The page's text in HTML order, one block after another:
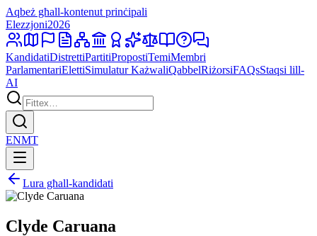
Aqbeż għall-kontenut prinċipali
Elezzjoni2026
KandidatiDistrettiPartitiPropostiTemiMembri
ParlamentariElettiSimulatur KażwaliQabbelRiżorsiFAQsStaqsi lill-
AI
ENMT
Lura għall-kandidati
Clyde Caruana